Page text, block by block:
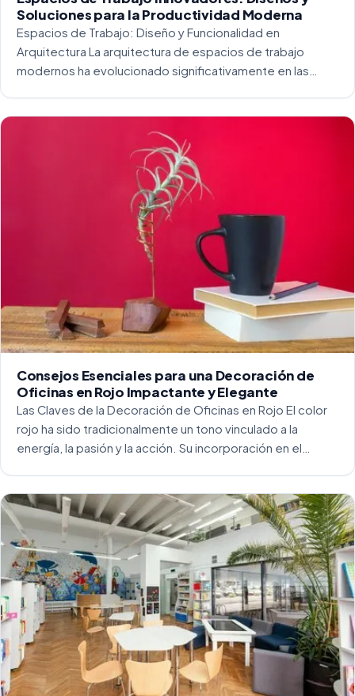
Soluciones para la Productividad Moderna
Espacios de Trabajo: Diseño y Funcionalidad en
Arquitectura La arquitectura de espacios de trabajo
modernos ha evolucionado significativamente en las
Consejos Esenciales para una Decoración de
Oficinas en Rojo Impactante y Elegante
Las Claves de la Decoración de Oficinas en Rojo El color
rojo ha sido tradicionalmente un tono vinculado a la
energía, la pasión y la acción. Su incorporación en el